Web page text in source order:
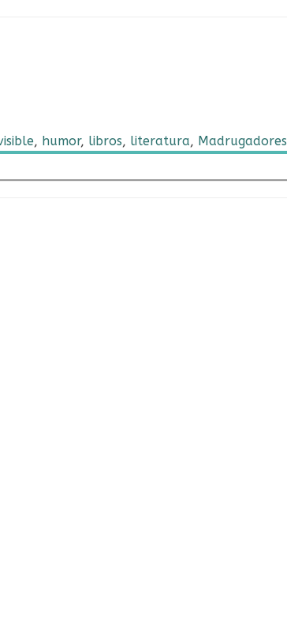
, humor, libros, literatura, Madrugadores